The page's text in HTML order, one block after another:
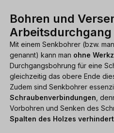
Bohren und
Arbeitsdurchgang
Mit einem Senkbohrer (bzw.
genannt) kann man ohne
Durchgangsbohrung für eine
gleichzeitig das obere Ende
Zudem sind Senkbohrer
Schraubenverbindungen ,
Vorbohren und Senken des
Spalten des Holzes verhindert